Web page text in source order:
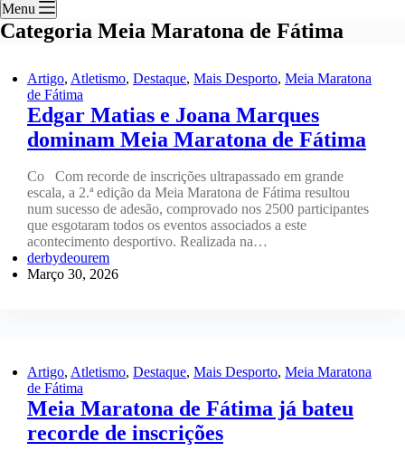
Menu
Categoria Meia Maratona de Fátima
Artigo, Atletismo, Destaque, Mais Desporto, Meia Maratona
de Fátima
Edgar Matias e Joana Marques
dominam Meia Maratona de Fátima
Co Com recorde de inscrições ultrapassado em grande
escala, a 2.ª edição da Meia Maratona de Fátima resultou
num sucesso de adesão, comprovado nos 2500 participantes
que esgotaram todos os eventos associados a este
acontecimento desportivo. Realizada na…
derbydeourem
Março 30, 2026
Artigo, Atletismo, Destaque, Mais Desporto, Meia Maratona
de Fátima
Meia Maratona de Fátima já bateu
recorde de inscrições